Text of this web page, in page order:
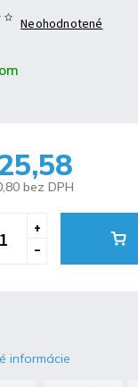
Neohodnotené
bez DPH
informácie